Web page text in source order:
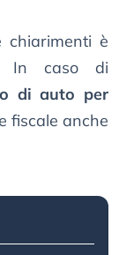
chiarimenti è
In caso di
di auto per
fiscale anche